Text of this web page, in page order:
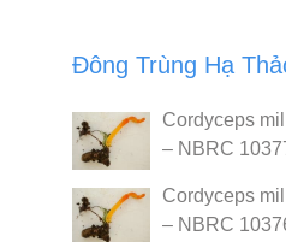
Đông Trùng Hạ
Cordyceps
– NBRC
Cordyceps
– NBRC